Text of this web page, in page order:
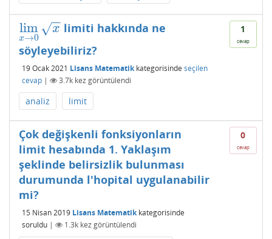
1
cevap
lim
x→0
x
−
−
√
limx →0xlimiti hakkında ne
söyleyebiliriz?
19 Ocak 2021 Lisans Matematikkategorisinde seçilen
cevap | 3.7k kez görüntülendi
analiz limit
0
cevap
Çok değişkenli fonksiyonların
limit hesabında 1. Yaklaşım
şeklinde belirsizlik bulunması
durumunda l'hopital uygulanabilir
mi?
15 Nisan 2019 Lisans Matematikkategorisinde
soruldu | 1.3k kez görüntülendi